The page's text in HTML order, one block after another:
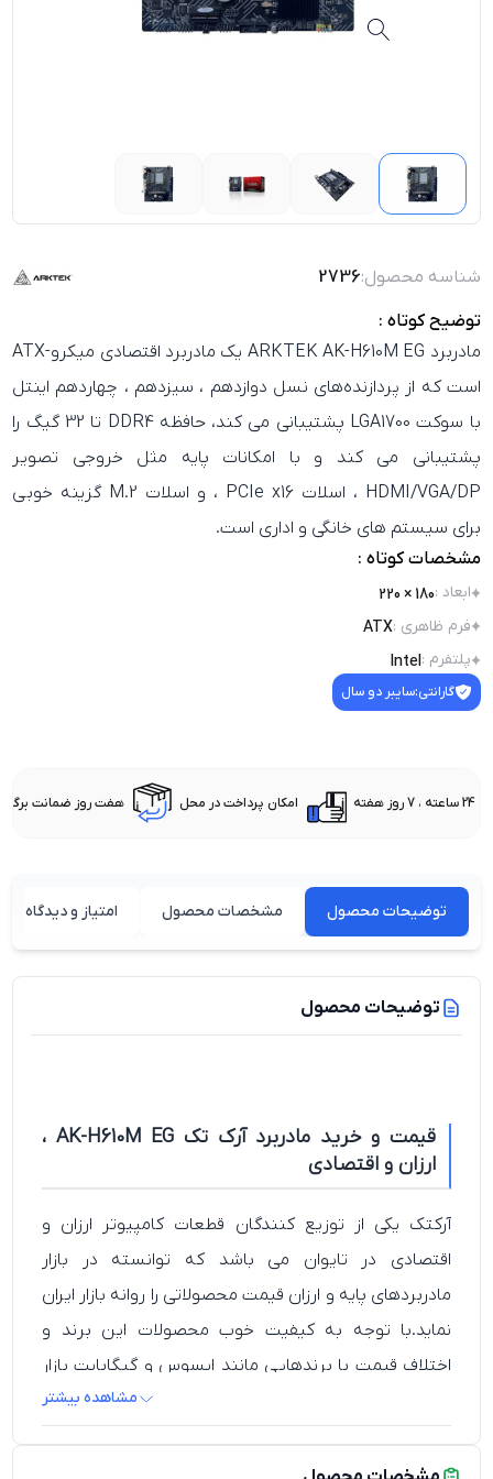
شناسه محصول:2736
توضیح کوتاه :
مادربرد ARKTEK AK-H610M EG
یک مادربرد اقتصادی میکرو-ATX
است که از پردازنده‌های نسل دوازدهم ، سیزدهم ، چهاردهم اینتل
با سوکت LGA1700 پشتیبانی می‌ کند، حافظه DDR4 تا 32 گیگ را
پشتیبانی می کند و با امکانات پایه مثل خروجی تصویر
HDMI/VGA/DP ، اسلات PCIe x16 ، و اسلات M.2 گزینه خوبی
برای سیستم‌ های خانگی و اداری است.
مشخصات کوتاه :
ابعاد :
180 × 220
فرم ظاهری :
ATX
پلتفرم :
Intel
گارانتی:سایبر دو سال
24 ساعته ، 7 روز هفته امکان پرداخت در محل هفت روز ضمانت
توضیحات محصول مشخصات محصول امتیاز و دیدگاه
توضیحات محصول
قیمت و خرید مادربرد آرک تک AK-H610M EG ،
ارزان و اقتصادی
آرکتک یکی از توزیع کنندگان قطعات کامپیوتر ارزان و
اقتصادی در تایوان می باشد که توانسته در بازار
مادربردهای پایه و ارزان قیمت محصولاتی را روانه بازار ایران
نماید.با توجه به کیفیت خوب محصولات این برند و
اختلاف قیمت با برندهایی مانند ایسوس و گیگابایت بازار
خوبی را در میانرده برای خود ایجاد کرده است.خرید مادربرد
مشاهده بیشتر